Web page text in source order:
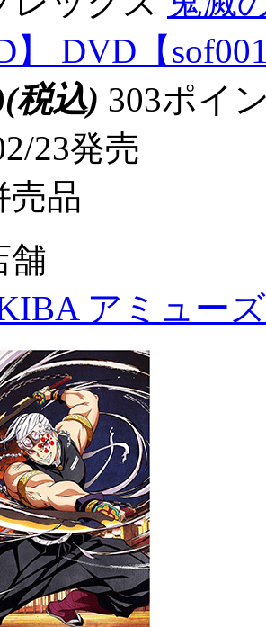
】 DVD【
(税込) 303ポイ
23発売
売品
舗
アミュー